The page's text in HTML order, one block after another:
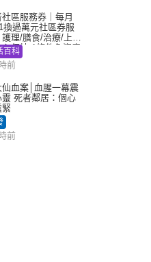
區服務券｜每月
換過萬元社區券服
護理/膳食/治療/上門
心任揀 1條件免資產
附申請資格及教
百科
前
仙血案│血腥一幕震
：個心
緊
前